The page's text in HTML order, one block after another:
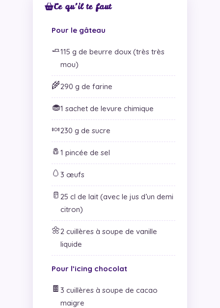
Ce qu’il te faut
Pour le gâteau
🧈115 g de beurre doux (très très
mou)
🌾290 g de farine
🧁1 sachet de levure chimique
🍬230 g de sucre
🧂 1 pincée de sel
🥚 3 œufs
🥛 25 cl de lait (avec le jus d’un demi
citron)
🌼2 cuillères à soupe de vanille
liquide
Pour l’icing chocolat
🍫 3 cuillères à soupe de cacao
maigre